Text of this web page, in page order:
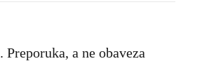
a ne obaveza